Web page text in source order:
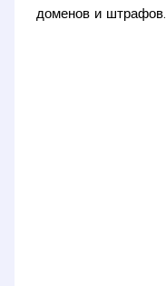
доменов и штрафов.